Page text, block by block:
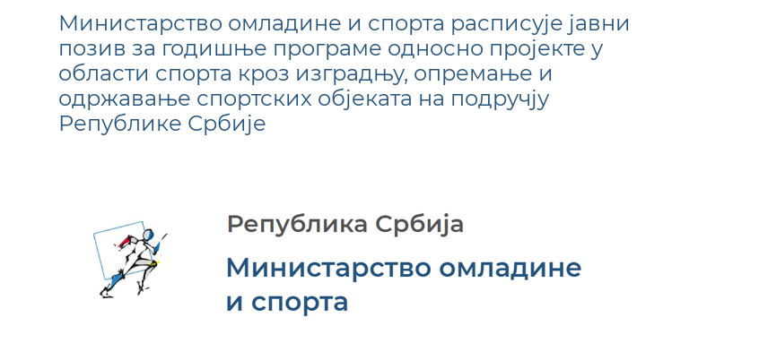
Министарство омладине и спорта расписује јавни
позив за годишње програме односно пројекте у
области спорта кроз изградњу, опремање и
одржавање спортских објеката на подручју
Републике Србије